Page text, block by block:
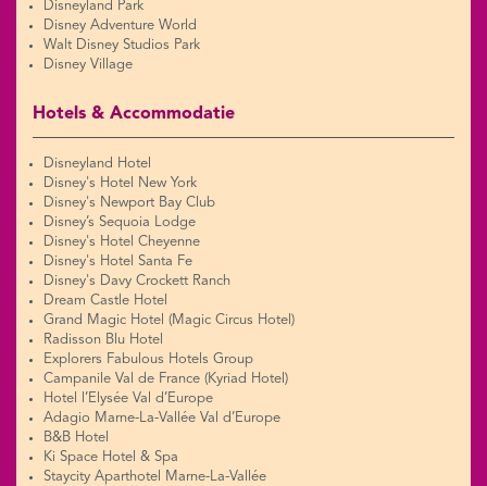
Disneyland Park
Disney Adventure World
Walt Disney Studios Park
Disney Village
Hotels & Accommodatie
Disneyland Hotel
Disney's Hotel New York
Disney's Newport Bay Club
Disney’s Sequoia Lodge
Disney's Hotel Cheyenne
Disney's Hotel Santa Fe
Disney's Davy Crockett Ranch
Dream Castle Hotel
Grand Magic Hotel (Magic Circus Hotel)
Radisson Blu Hotel
Explorers Fabulous Hotels Group
Campanile Val de France (Kyriad Hotel)
Hotel l’Elysée Val d’Europe
Adagio Marne-La-Vallée Val d’Europe
B&B Hotel
Ki Space Hotel & Spa
Staycity Aparthotel Marne-La-Vallée